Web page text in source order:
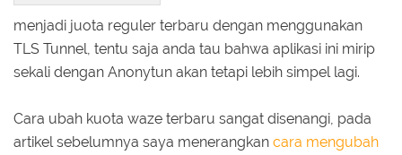
menjadi juota reguler terbaru dengan menggunakan
TLS Tunnel, tentu saja anda tau bahwa aplikasi ini mirip
sekali dengan Anonytun akan tetapi lebih simpel lagi.
Cara ubah kuota waze terbaru sangat disenangi, pada
artikel sebelumnya saya menerangkan cara mengubah